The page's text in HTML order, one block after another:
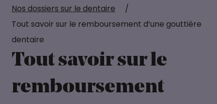
Nos dossiers sur le dentaire
/
Tout savoir sur le remboursement d’une gouttière
dentaire
Tout savoir sur le
remboursement